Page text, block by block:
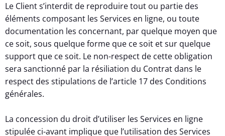
Le Client s’interdit de reproduire tout ou partie des
éléments composant les Services en ligne, ou toute
documentation les concernant, par quelque moyen que
ce soit, sous quelque forme que ce soit et sur quelque
support que ce soit. Le non-respect de cette obligation
sera sanctionné par la résiliation du Contrat dans le
respect des stipulations de l’article 17 des Conditions
générales.
La concession du droit d’utiliser les Services en ligne
stipulée ci-avant implique que l’utilisation des Services